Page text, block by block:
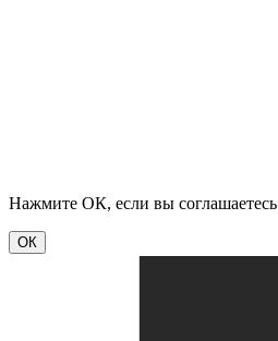
Нажмите ОК, если вы соглашаетесь
ОК